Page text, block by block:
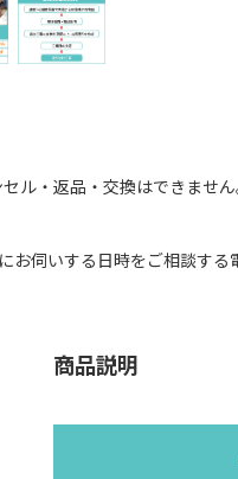
ル・返品・交換はできませ
お伺いする日時をご相談す
商品説明